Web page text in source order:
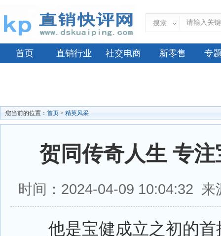
搜索
首页 直销行业 社交电商 新零售 专
您当前的位置： 首页 > 精英风采
贺同传奇人生 专
时间：2024-04-09 10:04:32
他是宝健成立之初的首